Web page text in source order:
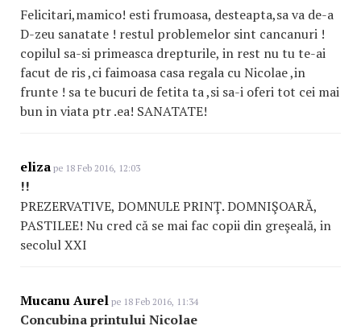
Felicitari,mamico! esti frumoasa, desteapta,sa va de-a
D-zeu sanatate ! restul problemelor sint cancanuri !
copilul sa-si primeasca drepturile, in rest nu tu te-ai
facut de ris ,ci faimoasa casa regala cu Nicolae ,in
frunte ! sa te bucuri de fetita ta ,si sa-i oferi tot cei mai
bun in viata ptr .ea! SANATATE!
eliza pe 18 Feb 2016, 12:03
!!
PREZERVATIVE, DOMNULE PRINŢ. DOMNIŞOARĂ,
PASTILEE! Nu cred că se mai fac copii din greşeală, in
secolul XXI
Mucanu Aurel pe 18 Feb 2016, 11:34
Concubina printului Nicolae